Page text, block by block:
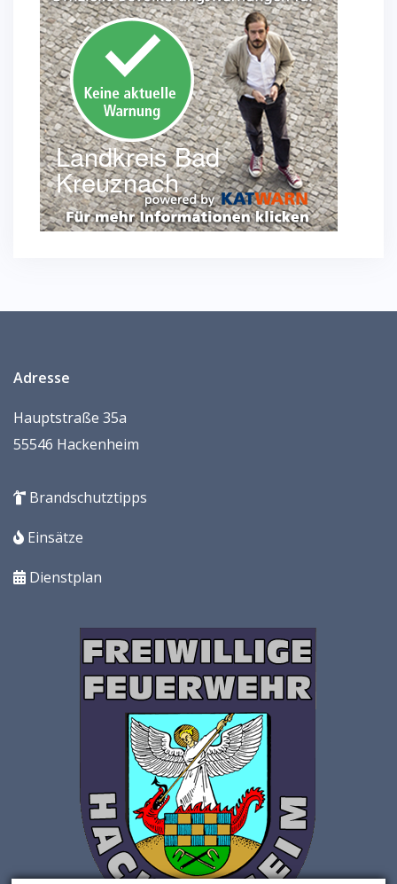
Adresse
Hauptstraße 35a
55546 Hackenheim
Brandschutztipps
Einsätze
Dienstplan